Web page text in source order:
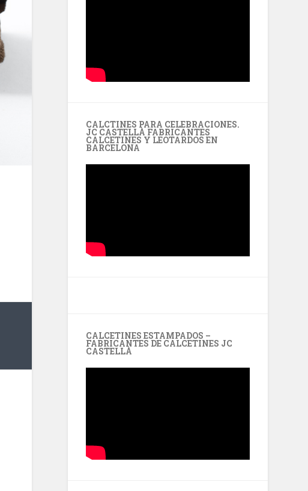
CALCTINES PARA CELEBRACIONES.
JC CASTELLÀ FABRICANTES
CALCETINES Y LEOTARDOS EN
BARCELONA
CALCETINES ESTAMPADOS –
FABRICANTES DE CALCETINES JC
CASTELLÀ